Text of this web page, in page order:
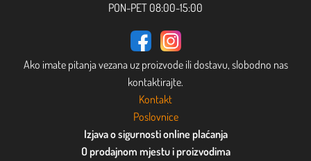
PON-PET 08:00-15:00
Ako imate pitanja vezana uz proizvode ili dostavu, slobodno nas
kontaktirajte.
Kontakt
Poslovnice
Izjava o sigurnosti online plaćanja
O prodajnom mjestu i proizvodima